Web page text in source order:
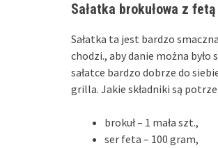
Sałatka brokułowa z
Sałatka ta jest bardzo
chodzi., aby danie można
sałatce bardzo dobrze do
grilla. Jakie składniki są
brokuł – 1 mała szt.,
ser feta – 100 gram,